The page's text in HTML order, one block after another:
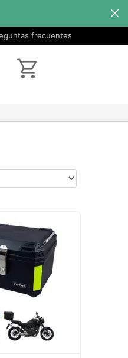
frecuentes